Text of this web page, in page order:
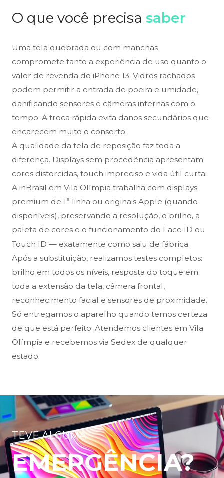
O que você precisa saber
Uma tela quebrada ou com manchas
compromete tanto a experiência de uso quanto o
valor de revenda do iPhone 13. Vidros rachados
podem permitir a entrada de poeira e umidade,
danificando sensores e câmeras internas com o
tempo. A troca rápida evita danos secundários que
encarecem muito o conserto.
A qualidade da tela de reposição faz toda a
diferença. Displays sem procedência apresentam
cores distorcidas, touch impreciso e vida útil curta.
A inBrasil em Vila Olímpia trabalha com displays
premium de 1ª linha ou originais Apple (quando
disponíveis), preservando a resolução, o brilho, a
paleta de cores e o funcionamento do Face ID ou
Touch ID — exatamente como saiu de fábrica.
Após a substituição, realizamos testes completos:
brilho em todos os níveis, resposta do toque em
toda a extensão da tela, câmera frontal,
reconhecimento facial e sensores de proximidade.
Só entregamos o aparelho quando temos certeza
de que está perfeito. Atendemos clientes em Vila
Olímpia e recebemos via Sedex de qualquer
estado.
TEVE ALGUMA
EMERGÊNCIA?